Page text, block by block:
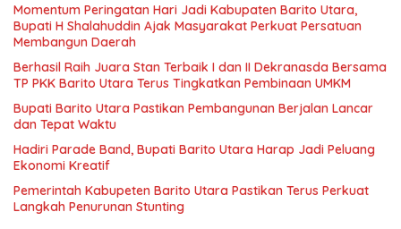
Momentum Peringatan Hari Jadi Kabupaten Barito Utara,
Bupati H Shalahuddin Ajak Masyarakat Perkuat Persatuan
Membangun Daerah
Berhasil Raih Juara Stan Terbaik I dan II Dekranasda Bersama
TP PKK Barito Utara Terus Tingkatkan Pembinaan UMKM
Bupati Barito Utara Pastikan Pembangunan Berjalan Lancar
dan Tepat Waktu
Hadiri Parade Band, Bupati Barito Utara Harap Jadi Peluang
Ekonomi Kreatif
Pemerintah Kabupeten Barito Utara Pastikan Terus Perkuat
Langkah Penurunan Stunting